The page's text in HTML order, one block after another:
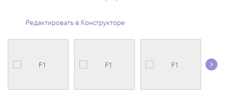
Редактировать в Конструкторе